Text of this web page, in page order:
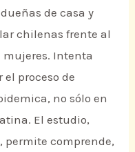
de casa y
chilenas frente al
mujeres. Intenta
proceso de
no sólo en
El estudio,
permite comprende,